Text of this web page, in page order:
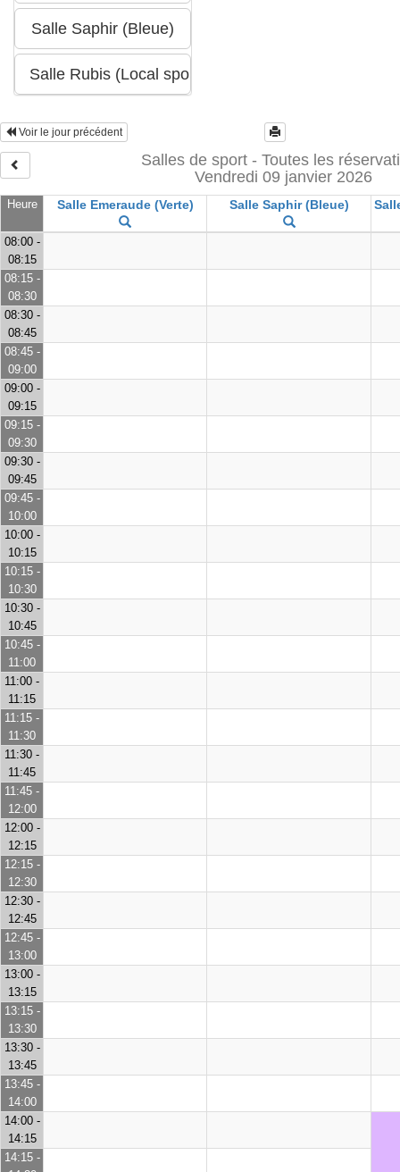
Voir le jour précédent
Salles de sport - Toutes les
Vendredi 09 janvier 2026
Heure Salle Emeraude (Verte) Salle Saphir (Bleue)
08:00 -
08:15
08:15 -
08:30
08:30 -
08:45
08:45 -
09:00
09:00 -
09:15
09:15 -
09:30
09:30 -
09:45
09:45 -
10:00
10:00 -
10:15
10:15 -
10:30
10:30 -
10:45
10:45 -
11:00
11:00 -
11:15
11:15 -
11:30
11:30 -
11:45
11:45 -
12:00
12:00 -
12:15
12:15 -
12:30
12:30 -
12:45
12:45 -
13:00
13:00 -
13:15
13:15 -
13:30
13:30 -
13:45
13:45 -
14:00
14:00 -
14:15
14:15 -